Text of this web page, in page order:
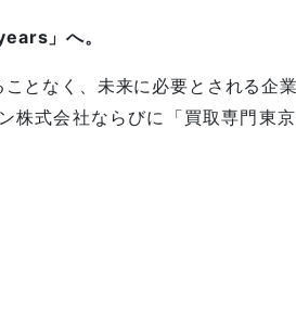
」へ。
となく、未来に必要とされる企
株式会社ならびに「買取専門東